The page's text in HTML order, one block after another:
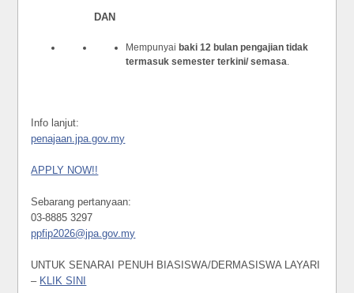
DAN
Mempunyai baki 12 bulan pengajian tidak
termasuk semester terkini/ semasa.
Info lanjut:
penajaan.jpa.gov.my
APPLY NOW!!
Sebarang pertanyaan:
03-8885 3297
ppfip2026@jpa.gov.my
UNTUK SENARAI PENUH BIASISWA/DERMASISWA LAYARI
– KLIK SINI